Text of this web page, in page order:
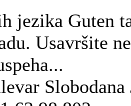
jezika Guten
Usavršite